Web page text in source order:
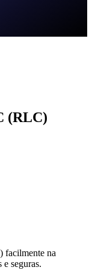
(RLC)
facilmente na
e seguras.